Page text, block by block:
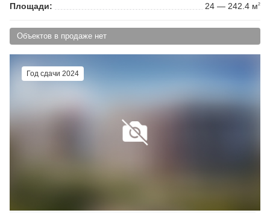
Площади:
24 — 242.4 м2
Объектов в продаже нет
Год сдачи 2024